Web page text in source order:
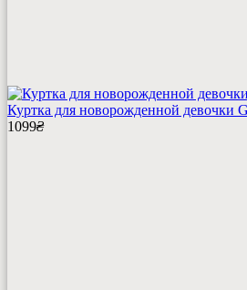
Куртка для новорожденной девочки
1099₴